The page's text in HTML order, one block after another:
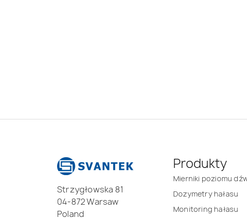
Strzygłowska 81
04-872 Warsaw
Poland
Produkty
Mierniki poziomu
Dozymetry hałasu
Monitoring hałasu